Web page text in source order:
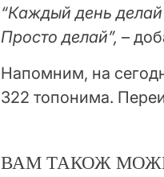
“Каждый день
Просто делай”, –
Напомним, на
322 топонима.
ВАМ ТАКОЖ